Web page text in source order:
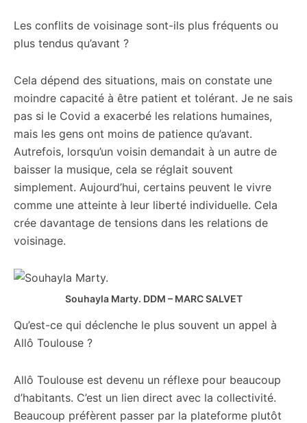
Les conflits de voisinage sont-ils plus fréquents ou
plus tendus qu’avant ?
Cela dépend des situations, mais on constate une
moindre capacité à être patient et tolérant. Je ne sais
pas si le Covid a exacerbé les relations humaines,
mais les gens ont moins de patience qu’avant.
Autrefois, lorsqu’un voisin demandait à un autre de
baisser la musique, cela se réglait souvent
simplement. Aujourd’hui, certains peuvent le vivre
comme une atteinte à leur liberté individuelle. Cela
crée davantage de tensions dans les relations de
voisinage.
Souhayla Marty. DDM – MARC SALVET
Qu’est-ce qui déclenche le plus souvent un appel à
Allô Toulouse ?
Allô Toulouse est devenu un réflexe pour beaucoup
d’habitants. C’est un lien direct avec la collectivité.
Beaucoup préfèrent passer par la plateforme plutôt